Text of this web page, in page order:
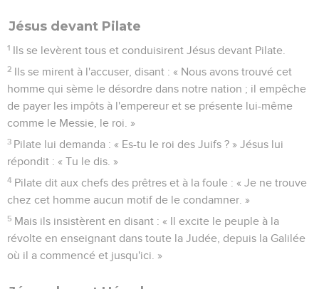
Jésus devant Pilate
1 Ils se levèrent tous et conduisirent Jésus devant Pilate.
2 Ils se mirent à l'accuser, disant : « Nous avons trouvé cet
homme qui sème le désordre dans notre nation ; il empêche
de payer les impôts à l'empereur et se présente lui-même
comme le Messie, le roi. »
3 Pilate lui demanda : « Es-tu le roi des Juifs ? » Jésus lui
répondit : « Tu le dis. »
4 Pilate dit aux chefs des prêtres et à la foule : « Je ne trouve
chez cet homme aucun motif de le condamner. »
5 Mais ils insistèrent en disant : « Il excite le peuple à la
révolte en enseignant dans toute la Judée, depuis la Galilée
où il a commencé et jusqu'ici. »